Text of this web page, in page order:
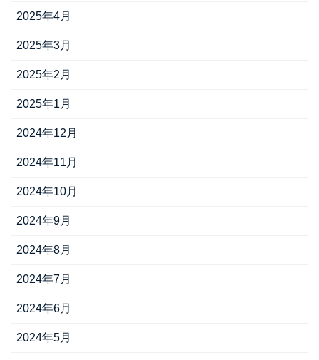
2025年4月
2025年3月
2025年2月
2025年1月
2024年12月
2024年11月
2024年10月
2024年9月
2024年8月
2024年7月
2024年6月
2024年5月